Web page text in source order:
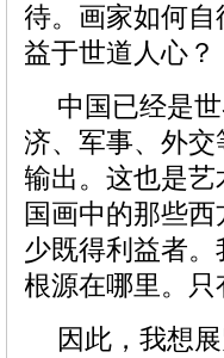
待。画家如何
益于世道人心？
中国已经是
济、军事、外
输出。这也是
国画中的那些
少既得利益者
根源在哪里。
因此，我想